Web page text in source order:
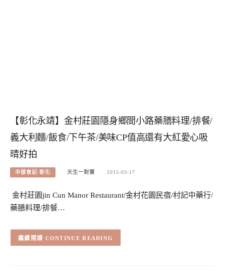
【彰化永靖】金村莊園隱身鄉間小路藥膳料理/排餐/
義大利麵/飯食/下午茶/美味CP值高還有大紅愛心吸
晴好拍
中部食記-彰化 天生一對寶 2015-03-17
金村莊園jin Cun Manor Restaurant/金村花園民宿/村記中藥行/
藥膳料理/排餐…
CONTINUE READING